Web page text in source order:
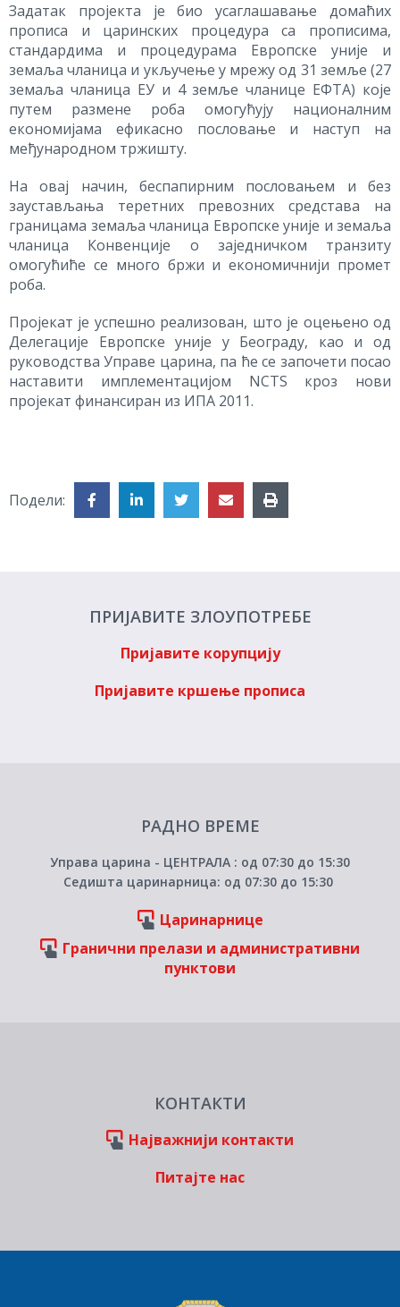
Задатак пројекта је био усаглашавање домаћих
прописа и царинских процедура са прописима,
стандардима и процедурама Европске уније и
земаља чланица и укључење у мрежу од 31 земље (27
земаља чланица ЕУ и 4 земље чланице ЕФТА) које
путем размене роба омогућују националним
економијама ефикасно пословање и наступ на
међународном тржишту.
На овај начин, беспапирним пословањем и без
заустављања теретних превозних средстава на
границама земаља чланица Европске уније и земаља
чланица Конвенције о заједничком транзиту
омогућиће се много бржи и економичнији промет
роба.
Пројекат је успешно реализован, што је оцењено од
Делегације Европске уније у Београду, као и од
руководства Управе царина, па ће се започети посао
наставити имплементацијом NCTS кроз нови
пројекат финансиран из ИПА 2011.
Подели:
ПРИЈАВИТЕ ЗЛОУПОТРЕБЕ
Пријавите корупцију
Пријавите кршење прописа
РАДНО ВРЕМЕ
Управа царина - ЦЕНТРАЛА : од 07:30 до 15:30
Седишта царинарница: од 07:30 до 15:30
Царинарнице
Гранични прелази и административни
пунктови
КОНТАКТИ
Најважнији контакти
Питајте нас